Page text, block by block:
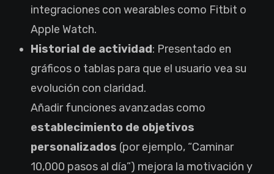
integraciones con wearables como Fitbit o
Apple Watch.
Historial de actividad: Presentado en
gráficos o tablas para que el usuario vea su
evolución con claridad.
Añadir funciones avanzadas como
establecimiento de objetivos
personalizados (por ejemplo, “Caminar
10,000 pasos al día”) mejora la motivación y